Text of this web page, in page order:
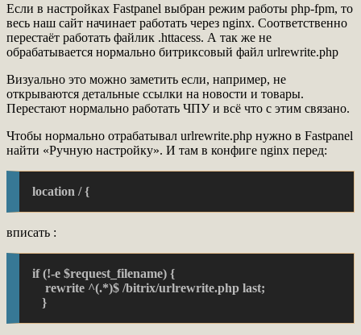
Если в настройках Fastpanel выбран режим работы php-fpm, то
весь наш сайт начинает работать через nginx. Соответственно
перестаёт работать файлик .httacess. А так же не
обрабатывается нормально битриксовый файл urlrewrite.php
Визуально это можно заметить если, например, не
открываются детальные ссылки на новости и товары.
Перестают нормально работать ЧПУ и всё что с этим связано.
Чтобы нормально отрабатывал urlrewrite.php нужно в Fastpanel
найти «Ручную настройку». И там в конфиге nginx перед:
location / {
вписать :
if (!-e $request_filename) {
rewrite ^(.*)$ /bitrix/urlrewrite.php last;
}